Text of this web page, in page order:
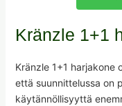
Kränzle 1+1
Kränzle 1+1 harjakone
että suunnittelussa on
käytännöllisyyttä